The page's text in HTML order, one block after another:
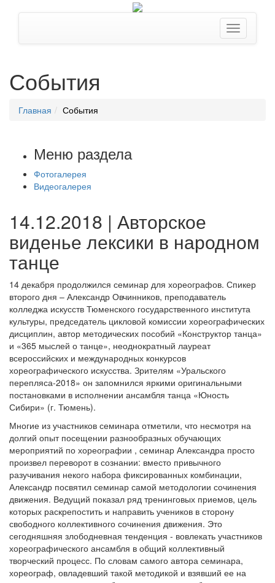
События
Главная События
Меню раздела
Фотогалерея
Видеогалерея
14.12.2018 | Авторское
виденье лексики в народном
танце
14 декабря продолжился семинар для хореографов. Спикер
второго дня – Александр Овчинников, преподаватель
колледжа искусств Тюменского государственного института
культуры, председатель цикловой комиссии хореографических
дисциплин, автор методических пособий «Конструктор танца»
и «365 мыслей о танце», неоднократный лауреат
всероссийских и международных конкурсов
хореографического искусства. Зрителям «Уральского
перепляса-2018» он запомнился яркими оригинальными
постановками в исполнении ансамбля танца «Юность
Сибири» (г. Тюмень).
Многие из участников семинара отметили, что несмотря на
долгий опыт посещении разнообразных обучающих
мероприятий по хореографии , семинар Александра просто
произвел переворот в сознании: вместо привычного
разучивания некого набора фиксированных комбинации,
Александр посвятил семинар самой методологии сочинения
движения. Ведущий показал ряд тренинговых приемов, цель
которых раскрепостить и направить учеников в сторону
свободного коллективного сочинения движения. Это
сегодняшняя злободневная тенденция - вовлекать участников
хореографического ансамбля в общий коллективный
творческий процесс. По словам самого автора семинара,
хореограф, овладевший такой методикой и взявший ее на